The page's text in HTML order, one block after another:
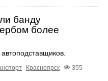
банду
более
Красноярск
355